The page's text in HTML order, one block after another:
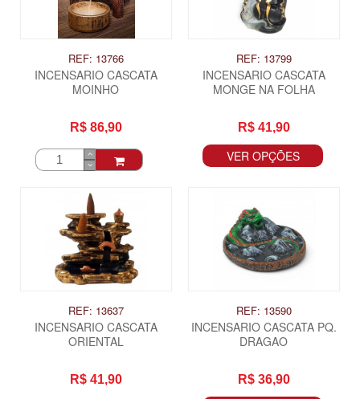
REF: 13766
INCENSARIO CASCATA
MOINHO
R$ 86,90
REF: 13799
INCENSARIO CASCATA
MONGE NA FOLHA
R$ 41,90
VER OPÇÕES
REF: 13637
INCENSARIO CASCATA
ORIENTAL
R$ 41,90
REF: 13590
INCENSARIO CASCATA PQ.
DRAGAO
R$ 36,90